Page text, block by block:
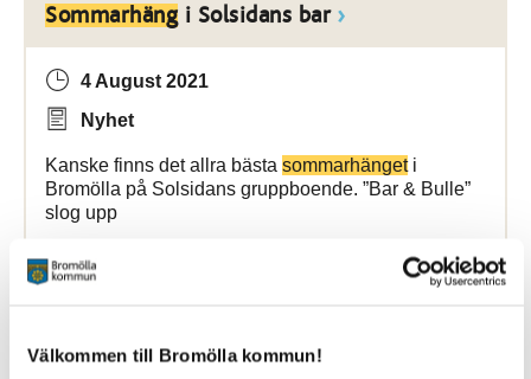
Välkommen till Bromölla kommun!
Sommarhäng i Solsidans bar
4 August 2021
Nyhet
Kanske finns det allra bästa sommarhängeti
Bromölla på Solsidans gruppboende. ”Bar & Bulle”
slog upp
Bromölla Kommun
Sommartipstill sopkärlet